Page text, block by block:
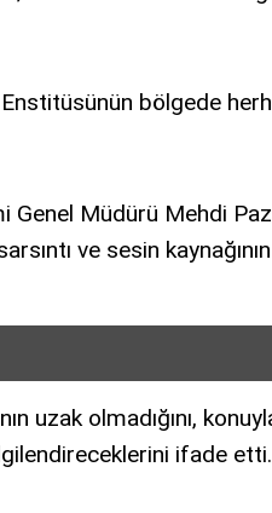
bölgede
Genel Müdürü Mehdi
ve sesin
uzak olmadığını,
ifade etti.